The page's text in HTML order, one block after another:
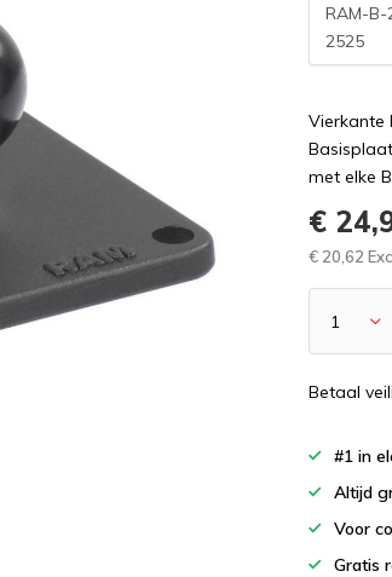
RAM-B-
2525
Vierkante
met elke
€
€ 20,62
Betaal
#1 in
Altijd
Voor
Gratis